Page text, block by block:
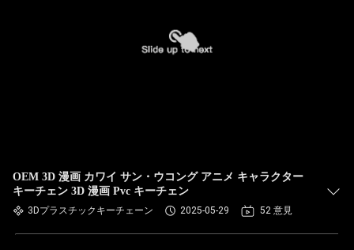
OEM 3D 漫画 カワイ サン・ウコング アニメ キャラクター
キーチェン 3D 漫画 Pvc キーチェン
3Dプラスチックキーチェーン 2025-05-29 52 意見